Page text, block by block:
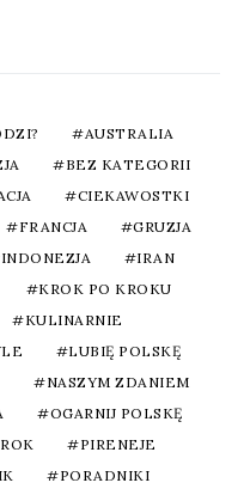
AUSTRALIA
BEZ KATEGORII
CIEKAWOSTKI
FRANCJA
GRUZJA
INDONEZJA
IRAN
KROK PO KROKU
KULINARNIE
LUBIĘ POLSKĘ
NASZYM ZDANIEM
OGARNIJ POLSKĘ
PIRENEJE
PORADNIKI